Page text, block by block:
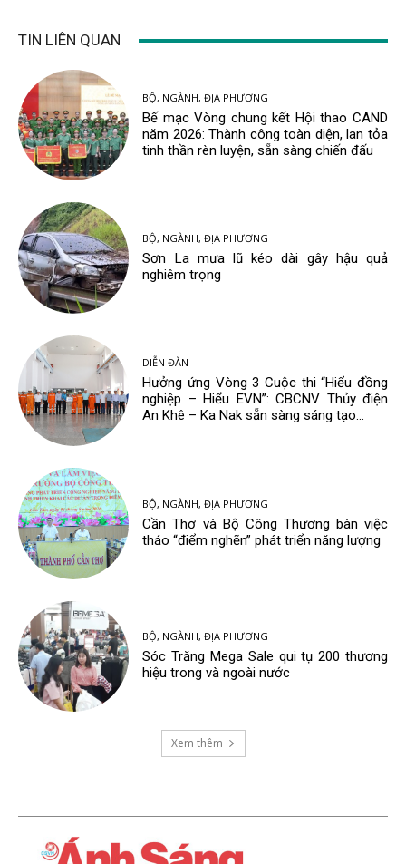
TIN LIÊN QUAN
BỘ, NGÀNH, ĐỊA PHƯƠNG
Bế mạc Vòng chung kết Hội thao CAND
năm 2026: Thành công toàn diện, lan tỏa
tinh thần rèn luyện, sẵn sàng chiến đấu
BỘ, NGÀNH, ĐỊA PHƯƠNG
Sơn La mưa lũ kéo dài gây hậu quả
nghiêm trọng
DIỄN ĐÀN
Hưởng ứng Vòng 3 Cuộc thi “Hiểu đồng
nghiệp – Hiểu EVN”: CBCNV Thủy điện
An Khê – Ka Nak sẵn sàng sáng tạo...
BỘ, NGÀNH, ĐỊA PHƯƠNG
Cần Thơ và Bộ Công Thương bàn việc
tháo “điểm nghẽn” phát triển năng lượng
BỘ, NGÀNH, ĐỊA PHƯƠNG
Sóc Trăng Mega Sale qui tụ 200 thương
hiệu trong và ngoài nước
Xem thêm